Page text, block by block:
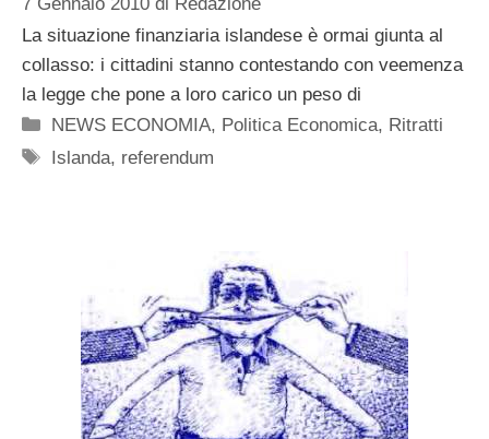
La situazione finanziaria islandese è ormai giunta al
collasso: i cittadini stanno contestando con veemenza
la legge che pone a loro carico un peso di
Categorie
NEWS ECONOMIA, Politica Economica, Ritratti
Tag
Islanda, referendum